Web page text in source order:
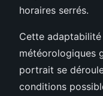
horaires serrés.
Cette
météorologiques
portrait se
conditions